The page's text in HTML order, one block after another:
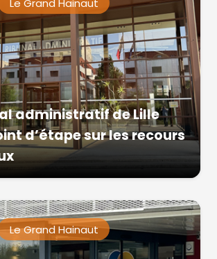
Le Grand Hainaut
administratif de Lille
d’étape sur les recours
Le Grand Hainaut